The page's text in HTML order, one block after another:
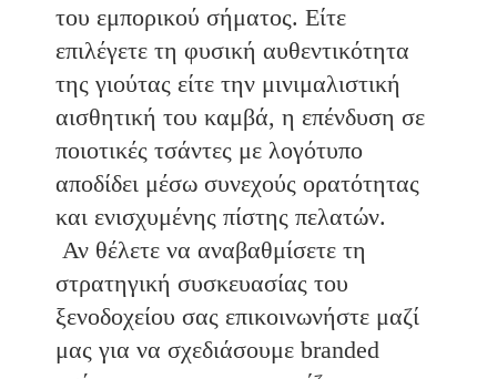
του εμπορικού σήματος. Είτε
επιλέγετε τη φυσική αυθεντικότητα
της γιούτας είτε την μινιμαλιστική
αισθητική του καμβά, η επένδυση σε
ποιοτικές τσάντες με λογότυπο
αποδίδει μέσω συνεχούς ορατότητας
και ενισχυμένης πίστης πελατών.
Αν θέλετε να αναβαθμίσετε τη
στρατηγική συσκευασίας του
ξενοδοχείου σας επικοινωνήστε μαζί
μας για να σχεδιάσουμε branded